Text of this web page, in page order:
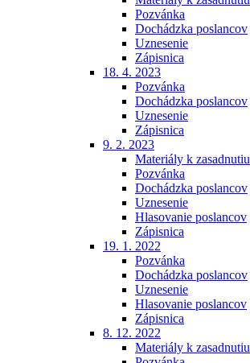
Pozvánka
Dochádzka poslancov
Uznesenie
Zápisnica
18. 4. 2023
Pozvánka
Dochádzka poslancov
Uznesenie
Zápisnica
9. 2. 2023
Materiály k zasadnutiu
Pozvánka
Dochádzka poslancov
Uznesenie
Hlasovanie poslancov
Zápisnica
19. 1. 2022
Pozvánka
Dochádzka poslancov
Uznesenie
Hlasovanie poslancov
Zápisnica
8. 12. 2022
Materiály k zasadnutiu